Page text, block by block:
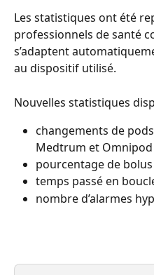
Les statistiques ont été
professionnels de santé
s’adaptent
au dispositif utilisé.
Nouvelles statistiques
changements de
Medtrum et Omnipod
pourcentage de
temps passé en
nombre d’alarmes